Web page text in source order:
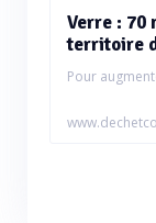
Verre : 70
territoire
Pour